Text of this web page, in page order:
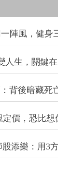
陣風，健身
生，關鍵在
背後暗藏死
價，恐比想
添樂：用3